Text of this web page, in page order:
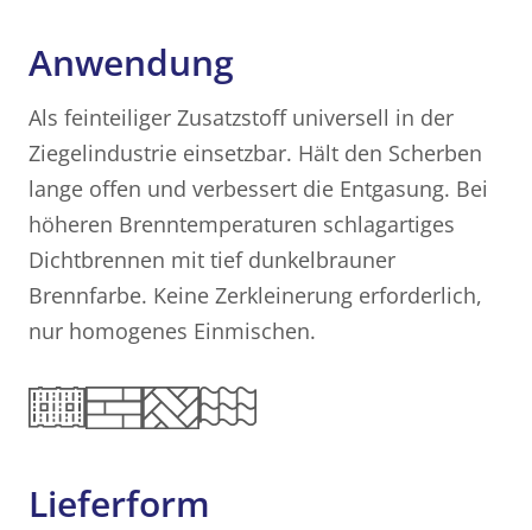
Anwendung
Als feinteiliger Zusatzstoff universell in der
Ziegelindustrie einsetzbar. Hält den Scherben
lange offen und verbessert die Entgasung. Bei
höheren Brenntemperaturen schlagartiges
Dichtbrennen mit tief dunkelbrauner
Brennfarbe. Keine Zerkleinerung erforderlich,
nur homogenes Einmischen.
Lieferform